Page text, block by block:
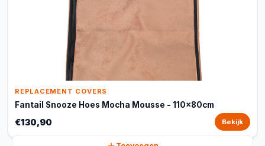
REPLACEMENT COVERS
Fantail Snooze Hoes Mocha Mousse - 110x80cm
€130,90 Bekijk